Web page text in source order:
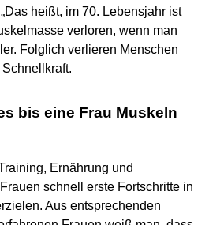
heißt, im 70. Lebensjahr ist
verloren, wenn man
Folglich verlieren Menschen
bis eine Frau Muskeln
Ernährung und
schnell erste Fortschritte in
Aus entsprechenden